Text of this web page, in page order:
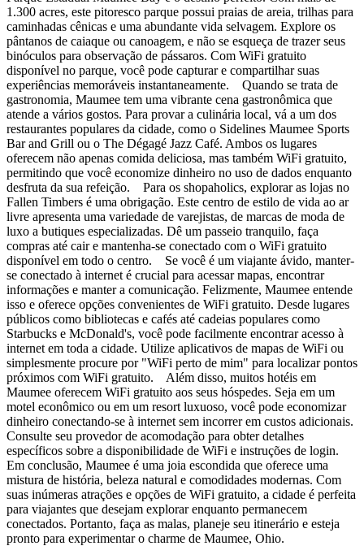
1.300 acres, este pitoresco parque possui praias de areia, trilhas para
caminhadas cênicas e uma abundante vida selvagem. Explore os
pântanos de caiaque ou canoagem, e não se esqueça de trazer seus
binóculos para observação de pássaros. Com WiFi gratuito
disponível no parque, você pode capturar e compartilhar suas
experiências memoráveis instantaneamente. Quando se trata de
gastronomia, Maumee tem uma vibrante cena gastronômica que
atende a vários gostos. Para provar a culinária local, vá a um dos
restaurantes populares da cidade, como o Sidelines Maumee Sports
Bar and Grill ou o The Dégagé Jazz Café. Ambos os lugares
oferecem não apenas comida deliciosa, mas também WiFi gratuito,
permitindo que você economize dinheiro no uso de dados enquanto
desfruta da sua refeição. Para os shopaholics, explorar as lojas no
Fallen Timbers é uma obrigação. Este centro de estilo de vida ao ar
livre apresenta uma variedade de varejistas, de marcas de moda de
luxo a butiques especializadas. Dê um passeio tranquilo, faça
compras até cair e mantenha-se conectado com o WiFi gratuito
disponível em todo o centro. Se você é um viajante ávido, manter-
se conectado à internet é crucial para acessar mapas, encontrar
informações e manter a comunicação. Felizmente, Maumee entende
isso e oferece opções convenientes de WiFi gratuito. Desde lugares
públicos como bibliotecas e cafés até cadeias populares como
Starbucks e McDonald's, você pode facilmente encontrar acesso à
internet em toda a cidade. Utilize aplicativos de mapas de WiFi ou
simplesmente procure por "WiFi perto de mim" para localizar pontos
próximos com WiFi gratuito. Além disso, muitos hotéis em
Maumee oferecem WiFi gratuito aos seus hóspedes. Seja em um
motel econômico ou em um resort luxuoso, você pode economizar
dinheiro conectando-se à internet sem incorrer em custos adicionais.
Consulte seu provedor de acomodação para obter detalhes
específicos sobre a disponibilidade de WiFi e instruções de login.
Em conclusão, Maumee é uma joia escondida que oferece uma
mistura de história, beleza natural e comodidades modernas. Com
suas inúmeras atrações e opções de WiFi gratuito, a cidade é perfeita
para viajantes que desejam explorar enquanto permanecem
conectados. Portanto, faça as malas, planeje seu itinerário e esteja
pronto para experimentar o charme de Maumee, Ohio.